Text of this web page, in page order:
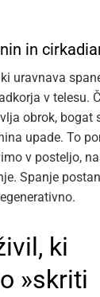
in
uravnava
v telesu.
obrok, bogat
upade. To
v posteljo,
Spanje
ki
»skriti